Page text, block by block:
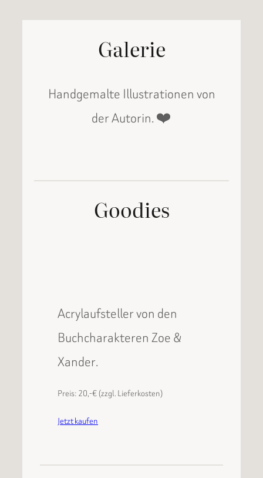
Galerie
Handgemalte Illustrationen von
der Autorin. ❤️
Goodies
Acrylaufsteller von den
Buchcharakteren Zoe &
Xander.
Preis: 20,-€ (zzgl. Lieferkosten)
Jetzt kaufen